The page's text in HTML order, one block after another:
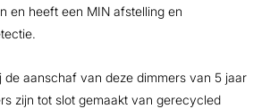
en heeft een MIN afstelling en
de aanschaf van deze dimmers van 5 jaar
zijn tot slot gemaakt van gerecycled